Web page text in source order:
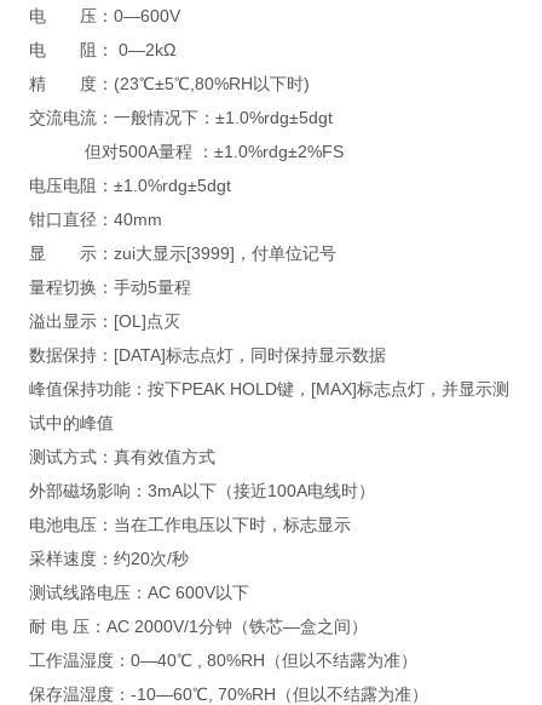
电 压：0—600V
电 阻： 0—2kΩ
精 度：(23℃±5℃,80%RH以下时)
交流电流：一般情况下：±1.0%rdg±5dgt
但对500A量程 ：±1.0%rdg±2%FS
电压电阻：±1.0%rdg±5dgt
钳口直径：40mm
显 示：zui大显示[3999]，付单位记号
量程切换：手动5量程
溢出显示：[OL]点灭
数据保持：[DATA]标志点灯，同时保持显示数据
峰值保持功能：按下PEAK HOLD键，[MAX]标志点灯，并显示测
试中的峰值
测试方式：真有效值方式
外部磁场影响：3mA以下（接近100A电线时）
电池电压：当在工作电压以下时，标志显示
采样速度：约20次/秒
测试线路电压：AC 600V以下
耐 电 压：AC 2000V/1分钟（铁芯—盒之间）
工作温湿度：0—40℃ , 80%RH（但以不结露为准）
保存温湿度：-10—60℃, 70%RH（但以不结露为准）